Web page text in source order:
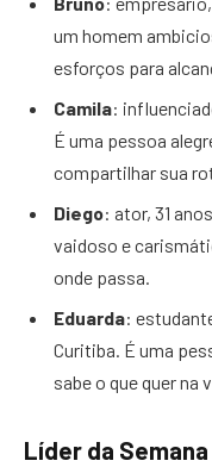
um homem
esforços para
Camila:
É uma pessoa
compartilhar sua
Diego: ator, 31
vaidoso e
onde passa.
Eduarda:
Curitiba. É uma
sabe o que quer na
Líder da Semana